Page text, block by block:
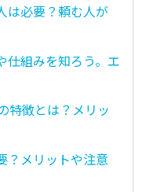
は必要？頼む人が
仕組みを知ろう。エ
特徴とは？メリッ
？メリットや注意